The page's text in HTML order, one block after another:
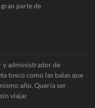
parte de
y administrador de
tosco como las balas que
año. Quería ser
viajar